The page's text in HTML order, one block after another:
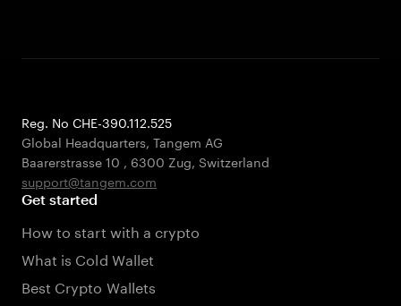
Reg. No CHE-390.112.525
Global Headquarters, Tangem AG
Baarerstrasse 10 , 6300 Zug, Switzerland
support@tangem.com
Get started
How to start with a crypto
What is Cold Wallet
Best Crypto Wallets